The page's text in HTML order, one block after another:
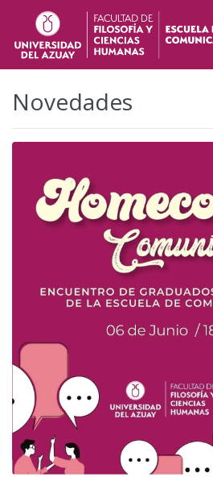
Novedades